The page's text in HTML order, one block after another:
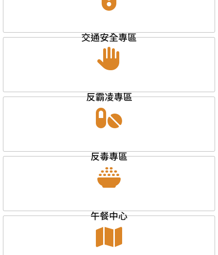
交通安全專區
反霸凌專區
反毒專區
午餐中心